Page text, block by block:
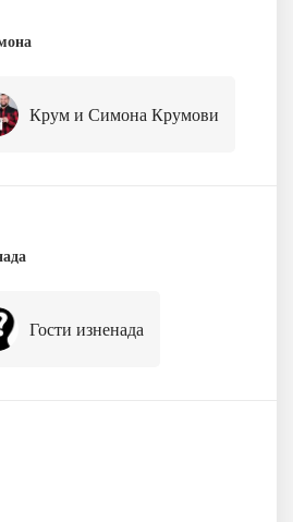
Крум и Симона Крумови
Гости изненада